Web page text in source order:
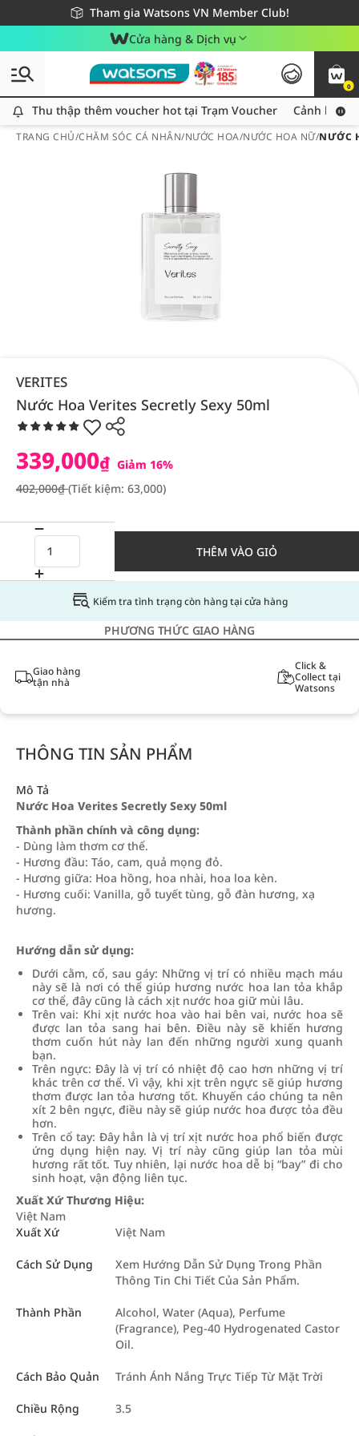
Tham gia Watsons VN Member Club!
Miễn phí giao hàng cho đơn hàng từ 249,000Đ
Giao hàng nhanh 24h - Áp dụng khu vực TP. Hồ Chí Minh
Cửa hàng & Dịch vụ
0
Thu thập thêm voucher hot tại Trạm Voucher
Thu thập thêm voucher hot tại Trạm Voucher Cảnh báo
TRANG CHỦ/CHĂM SÓC CÁ NHÂN/NƯỚC HOA/NƯỚC HOA NỮ/NƯỚC
VERITES
Nước Hoa Verites Secretly Sexy 50ml
339,000₫ Giảm 16%
402,000₫(Tiết kiệm: 63,000)
THÊM VÀO GIỎ
Kiểm tra tình trạng còn hàng tại cửa hàng
PHƯƠNG THỨC GIAO HÀNG
Giao hàng
tận nhà
Click &
Collect tại
Watsons
THÔNG TIN SẢN PHẨM
Mô Tả
Nước Hoa Verites Secretly Sexy 50ml
Thành phần chính và công dụng:
- Dùng làm thơm cơ thể.
- Hương đầu: Táo, cam, quả mọng đỏ.
- Hương giữa: Hoa hồng, hoa nhài, hoa loa kèn.
- Hương cuối: Vanilla, gỗ tuyết tùng, gỗ đàn hương, xạ
hương.
Hướng dẫn sử dụng:
Dưới cằm, cổ, sau gáy: Những vị trí có nhiều mạch máu
này sẽ là nơi có thể giúp hương nước hoa lan tỏa khắp
cơ thể, đây cũng là cách xịt nước hoa giữ mùi lâu.
Trên vai: Khi xịt nước hoa vào hai bên vai, nước hoa sẽ
được lan tỏa sang hai bên. Điều này sẽ khiến hương
thơm cuốn hút này lan đến những người xung quanh
bạn.
Trên ngực: Đây là vị trí có nhiệt độ cao hơn những vị trí
khác trên cơ thể. Vì vậy, khi xịt trên ngực sẽ giúp hương
thơm được lan tỏa hương tốt. Khuyến cáo chúng ta nên
xít 2 bên ngực, điều này sẽ giúp nước hoa được tỏa đều
hơn.
Trên cổ tay: Đây hẳn là vị trí xịt nước hoa phổ biến được
ứng dụng hiện nay. Vị trí này cũng giúp lan tỏa mùi
hương rất tốt. Tuy nhiên, lại nước hoa dễ bị “bay” đi cho
sinh hoạt, vận động liên tục.
Xuất Xứ Thương Hiệu:
Việt Nam
Xuất Xứ
Việt Nam
Cách Sử Dụng
Xem Hướng Dẫn Sử Dụng Trong Phần
Thông Tin Chi Tiết Của Sản Phẩm.
Thành Phần
Alcohol, Water (Aqua), Perfume
(Fragrance), Peg-40 Hydrogenated Castor
Oil.
Cách Bảo Quản Tránh Ánh Nắng Trực Tiếp Từ Mặt Trời
Chiều Rộng 3.5